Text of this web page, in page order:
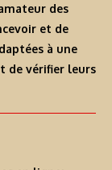
des
et de
à une
de vérifier leurs